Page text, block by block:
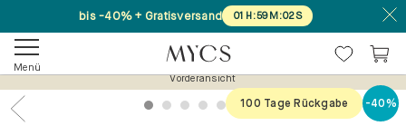
bis -40% + Gratisversand 01 H:59M:02S
Menü
Vorderansicht
1 2 3 4 5 6 7
100 Tage Rückgabe -40%